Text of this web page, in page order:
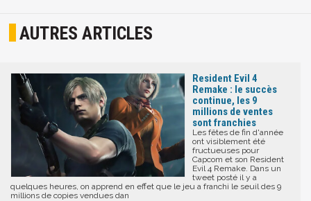
AUTRES ARTICLES
Resident Evil 4
Remake : le succès
continue, les 9
millions de ventes
sont franchies
Les fêtes de fin d'année
ont visiblement été
fructueuses pour
Capcom et son Resident
Evil 4 Remake. Dans un
tweet posté il y a
quelques heures, on apprend en effet que le jeu a franchi le seuil des 9
millions de copies vendues dan